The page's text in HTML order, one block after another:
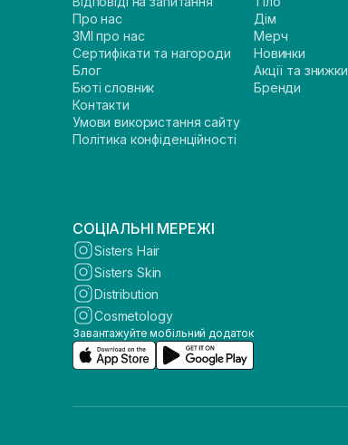
Про нас
ЗМІ про нас
Сертифікати та нагороди
Блог
Бюті словник
Контакти
Умови використання сайту
Політика конфіденційності
Дім
Мерч
Новинки
Акції та знижки
Бренди
СОЦІАЛЬНІ МЕРЕЖІ
Sisters Hair
Sisters Skin
Distribution
Cosmetology
Завантажуйте мобільний додаток